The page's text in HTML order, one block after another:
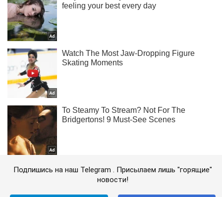
Подпишись на наш Telegram . Присылаем лишь "горящие"
новости!